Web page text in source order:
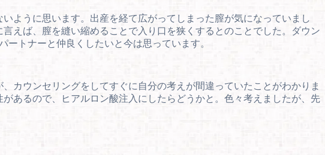
ように思います。出産を経て広がってしまった膣が気になっていまし
えば、膣を縫い縮めることで入り口を狭くするとのことでした。ダウン
トナーと仲良くしたいと今は思っています。
カウンセリングをしてすぐに自分の考えが間違っていたことがわかりま
あるので、ヒアルロン酸注入にしたらどうかと。色々考えましたが、先